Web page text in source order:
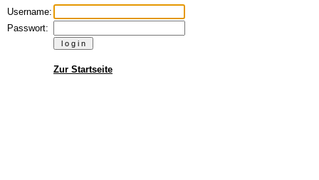
Username:
Passwort:
Zur Startseite